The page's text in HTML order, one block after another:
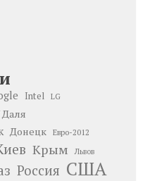
Intel LG
Донецк Евро-2012
Крым Львов
Россия США